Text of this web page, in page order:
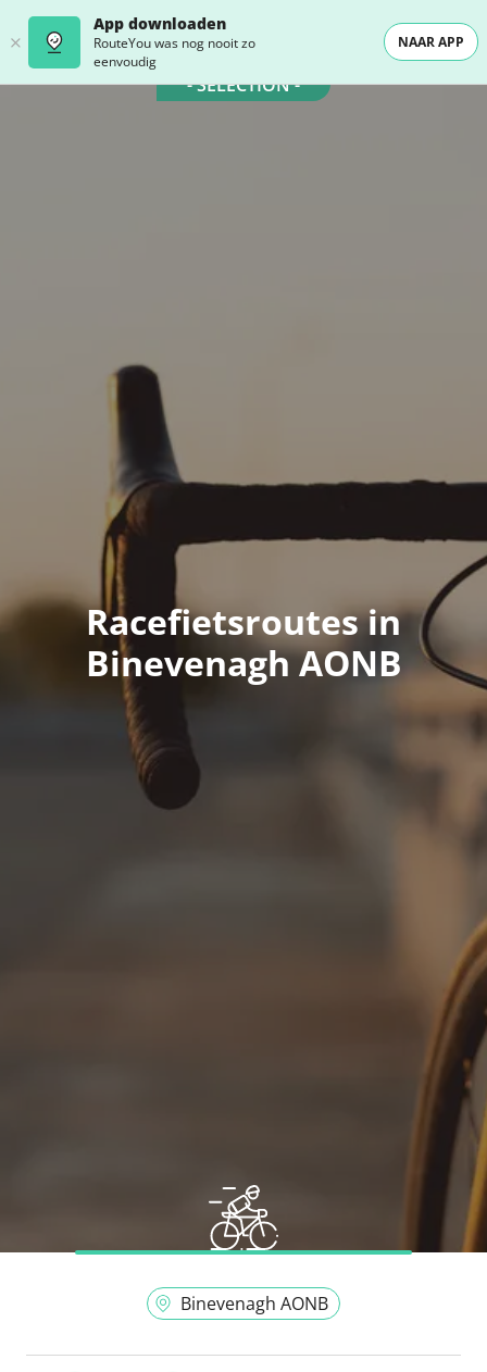
App downloaden
RouteYou was nog nooit zo
eenvoudig
NAAR APP
- SELECTION -
Racefietsroutes in
Binevenagh AONB
Binevenagh AONB